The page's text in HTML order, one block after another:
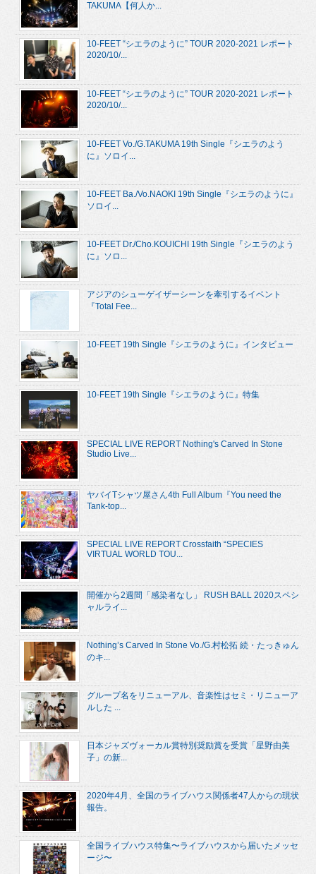
TAKUMA【何人か...
10-FEET “シエラのように” TOUR 2020-2021 レポート
2020/10/...
10-FEET “シエラのように” TOUR 2020-2021 レポート
2020/10/...
10-FEET Vo./G.TAKUMA 19th Single『シエラのよう
に』ソロイ...
10-FEET Ba./Vo.NAOKI 19th Single『シエラのように』
ソロイ...
10-FEET Dr./Cho.KOUICHI 19th Single『シエラのよう
に』ソロ...
アジアのシューゲイザーシーンを牽引するイベント
『Total Fee...
10-FEET 19th Single『シエラのように』インタビュー
10-FEET 19th Single『シエラのように』特集
SPECIAL LIVE REPORT Nothing's Carved In Stone
Studio Live...
ヤバイTシャツ屋さん4th Full Album『You need the
Tank-top...
SPECIAL LIVE REPORT Crossfaith “SPECIES
VIRTUAL WORLD TOU...
開催から2週間「感染者なし」 RUSH BALL 2020スペシ
ャルライ...
Nothing’s Carved In Stone Vo./G.村松拓 続・たっきゅん
のキ...
グループ名をリニューアル、音楽性はセミ・リニューア
ルした ...
日本ジャズヴォーカル賞特別奨励賞を受賞「星野由美
子」の新...
2020年4月、全国のライブハウス関係者47人からの現状
報告。
全国ライブハウス特集〜ライブハウスから届いたメッセ
ージ〜